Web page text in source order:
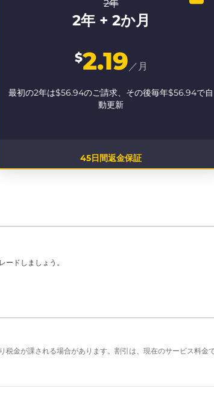
2年
2年 + 2か月
$2.19 ／月
最初の2年は$56.94のご請求、その後毎年$56.94で自
動更新
45日間返金保証
ドしましょう。
税金が課される場合があります。割引は、現在のサービス料金